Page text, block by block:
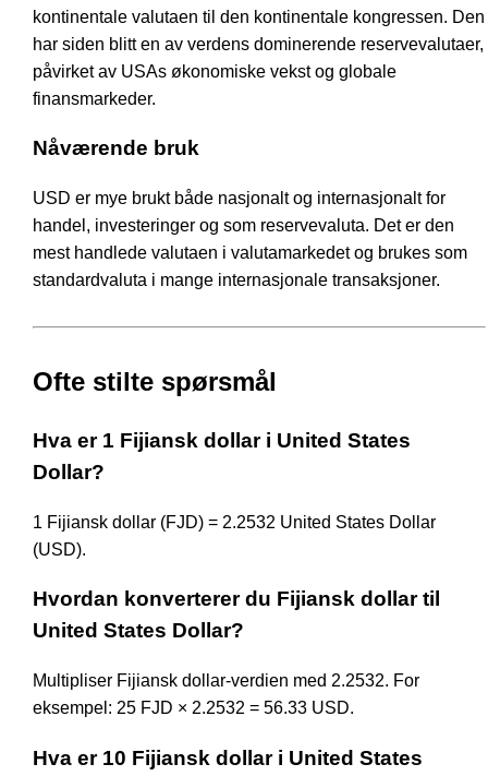
kontinentale valutaen til den kontinentale kongressen. Den
har siden blitt en av verdens dominerende reservevalutaer,
påvirket av USAs økonomiske vekst og globale
finansmarkeder.
Nåværende bruk
USD er mye brukt både nasjonalt og internasjonalt for
handel, investeringer og som reservevaluta. Det er den
mest handlede valutaen i valutamarkedet og brukes som
standardvaluta i mange internasjonale transaksjoner.
Ofte stilte spørsmål
Hva er 1 Fijiansk dollar i United States
Dollar?
1 Fijiansk dollar (FJD) = 2.2532 United States Dollar
(USD).
Hvordan konverterer du Fijiansk dollar til
United States Dollar?
Multipliser Fijiansk dollar-verdien med 2.2532. For
eksempel: 25 FJD × 2.2532 = 56.33 USD.
Hva er 10 Fijiansk dollar i United States